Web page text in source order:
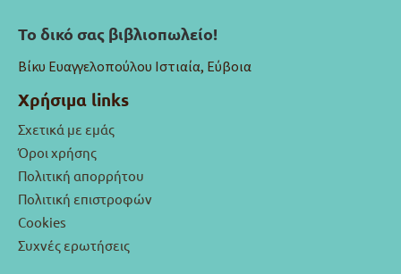
Το δικό σας βιβλιοπωλείο!
Βίκυ Ευαγγελοπούλου Ιστιαία, Εύβοια
Χρήσιμα links
Σχετικά με εμάς
Όροι χρήσης
Πολιτική απορρήτου
Πολιτική επιστροφών
Cookies
Συχνές ερωτήσεις